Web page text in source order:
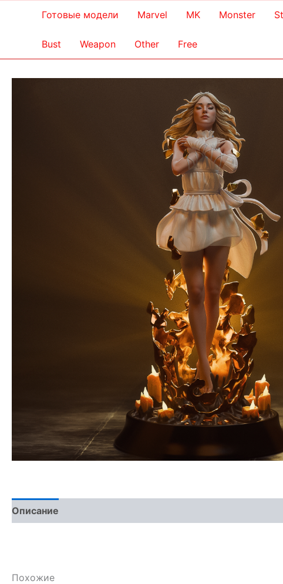
Готовые модели Marvel MK Monster
Bust Weapon Other Free
Описание
Похожие